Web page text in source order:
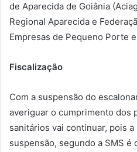
de Aparecida de Goiânia
Regional Aparecida e
Empresas de Pequeno Porte
Fiscalização
Com a suspensão do
averiguar o cumprimento dos
sanitários vai continuar, pois
suspensão, segundo a SMS é